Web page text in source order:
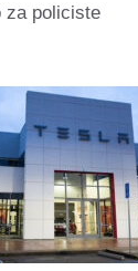
za policiste